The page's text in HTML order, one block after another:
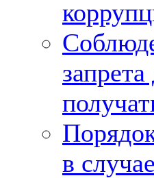
в случае